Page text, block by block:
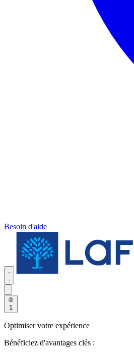
Besoin d'aide
1
Optimiser votre expérience
Bénéficiez d'avantages clés :